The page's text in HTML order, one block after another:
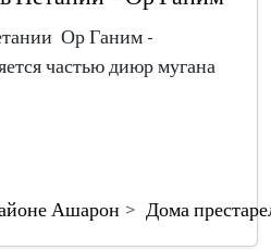
Ор Ганим -
частью диюр мугана
Ашарон Дома